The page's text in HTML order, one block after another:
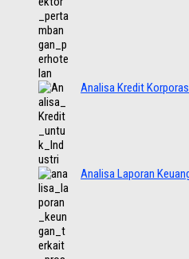
Analisa Kredit
Analisa Laporan